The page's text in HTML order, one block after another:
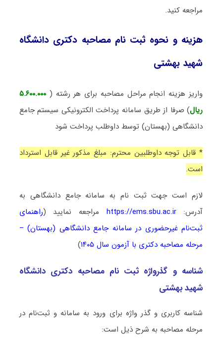
مراجعه کنید.
هزینه و نحوه ثبت نام مصاحبه دکتری دانشگاه
شهید بهشتی
واریز هزینه انجام مراحل مصاحبه برای هر رشته (۵.۶۰۰.۰۰۰
ریال) صرفا از طریق سامانه پرداخت الکترونیکی سیستم جامع
دانشگاهی (بهستان) توسط داوطلب پرداخت شود
* قابل توجه داوطلبین محترم: مبلغ مذکور غیر قابل استرداد
است.
لازم است جهت ثبت نام به سامانه جامع دانشگاهی به
آدرس:
https://ems.sbu.ac.ir مراجعه نمایید (راهنمای
ثبت‌نام غیرحضوری در سامانه جامع دانشگاهی (بهستان) –
مرحله مصاحبه دکتری با آزمون سال ۱۴۰۵
)
شناسه و گذرواژه ثبت نام مصاحبه دکتری دانشگاه
شهید بهشتی
شناسه کاربری و گذر واژه برای ورود به سامانه و ثبت‌نام در
مرحله مصاحبه به شرح ذیل است: